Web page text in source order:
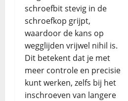
schroefbit stevig in de
schroefkop grijpt,
waardoor de kans op
wegglijden vrijwel nihil is.
Dit betekent dat je met
meer controle en precisie
kunt werken, zelfs bij het
inschroeven van langere